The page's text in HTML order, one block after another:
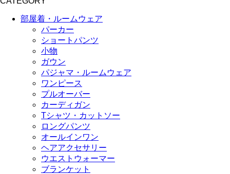
部屋着・ルームウェア
パーカー
ショートパンツ
小物
ガウン
パジャマ・ルームウェア
ワンピース
プルオーバー
カーディガン
Tシャツ・カットソー
ロングパンツ
オールインワン
ヘアアクセサリー
ウエストウォーマー
ブランケット